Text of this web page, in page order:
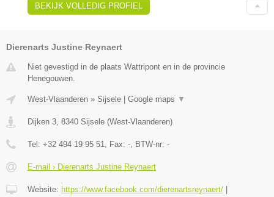
BEKIJK VOLLEDIG PROFIEL
Dierenarts Justine Reynaert
Niet gevestigd in de plaats Wattripont en in de provincie
Henegouwen.
West-Vlaanderen » Sijsele Google maps ▼
Dijken 3, 8340 Sijsele (West-Vlaanderen)
Tel: +32 494 19 95 51, Fax: -, BTW-nr: -
E-mail › Dierenarts Justine Reynaert
Website: https://www.facebook.com/dierenartsreynaert/